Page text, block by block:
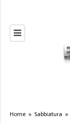
Home » Sabbiatura »